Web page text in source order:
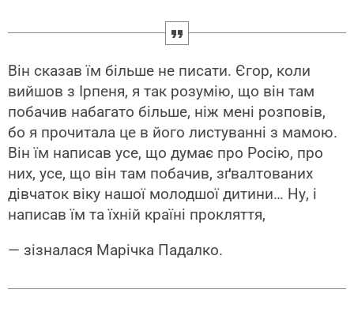
Він сказав їм більше не писати. Єгор, коли
вийшов з Ірпеня, я так розумію, що він там
побачив набагато більше, ніж мені розповів,
бо я прочитала це в його листуванні з мамою.
Він їм написав усе, що думає про Росію, про
них, усе, що він там побачив, зґвалтованих
дівчаток віку нашої молодшої дитини… Ну, і
написав їм та їхній країні прокляття,
— зізналася Марічка Падалко.